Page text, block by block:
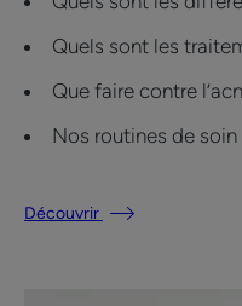
Quels sont les
Que faire contre
Nos routines de soin
Découvrir